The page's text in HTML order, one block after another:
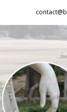
contenu